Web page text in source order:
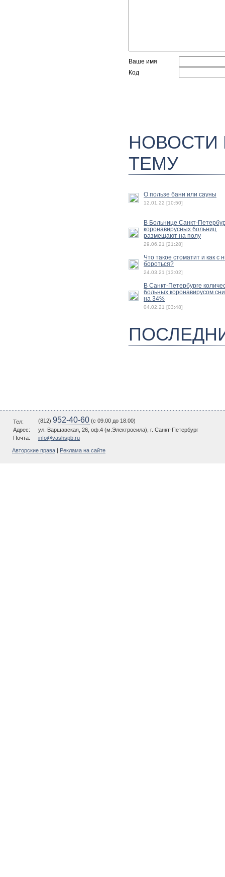
Ваше имя
Код
ТЕМУ
О пользе бани или сауны
12.01.22 [10:50]
В Больнице Санкт-
коронавирусных больниц
размещают на полу
29.06.21 [21:28]
Что такое стоматит и как с
бороться?
24.03.21 [13:02]
В Санкт-Петербурге
больных коронавирусом
на 34%
04.02.21 [03:48]
Тел: (812) 952-40-60 (c 09.00 до 18.00)
Адрес:
ул. Варшавская, 26, оф.4 (м.Электросила), г. Санкт-Петербург
Почта:
info@vashspb.ru
Авторские права Реклама на сайте